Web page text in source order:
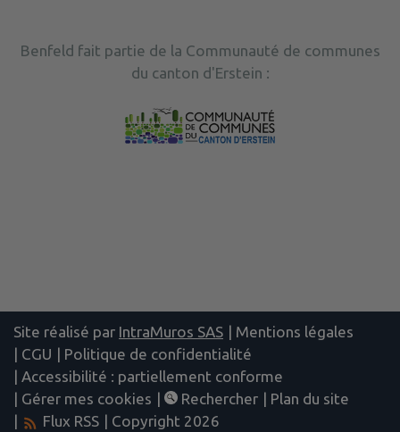
Benfeld fait partie de la Communauté de communes
du canton d'Erstein :
Site réalisé par IntraMuros SAS | Mentions légales
| CGU | Politique de confidentialité
| Accessibilité : partiellement conforme
| Gérer mes cookies | Rechercher | Plan du site
|
Flux RSS | Copyright 2026